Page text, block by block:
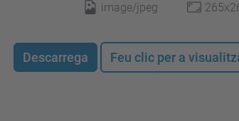
image/jpeg
Descarrega Feu clic per a